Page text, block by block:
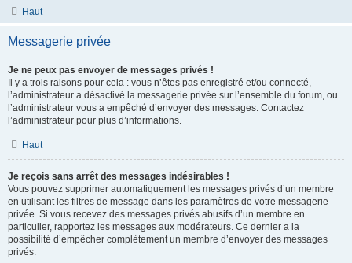
Haut
Messagerie privée
Je ne peux pas envoyer de messages privés !
Il y a trois raisons pour cela : vous n’êtes pas enregistré et/ou connecté,
l’administrateur a désactivé la messagerie privée sur l’ensemble du forum, ou
l’administrateur vous a empêché d’envoyer des messages. Contactez
l’administrateur pour plus d’informations.
Haut
Je reçois sans arrêt des messages indésirables !
Vous pouvez supprimer automatiquement les messages privés d’un membre
en utilisant les filtres de message dans les paramètres de votre messagerie
privée. Si vous recevez des messages privés abusifs d’un membre en
particulier, rapportez les messages aux modérateurs. Ce dernier a la
possibilité d’empêcher complètement un membre d’envoyer des messages
privés.